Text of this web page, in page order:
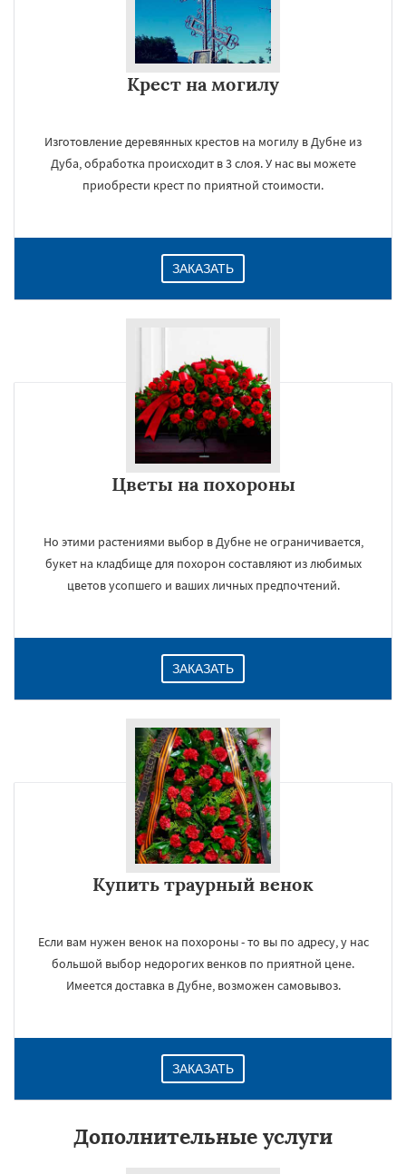
Крест на могилу
Изготовление деревянных крестов на могилу в Дубне из
Дуба, обработка происходит в 3 слоя. У нас вы можете
приобрести крест по приятной стоимости.
ЗАКАЗАТЬ
Цветы на похороны
Но этими растениями выбор в Дубне не ограничивается,
букет на кладбище для похорон составляют из любимых
цветов усопшего и ваших личных предпочтений.
ЗАКАЗАТЬ
Купить траурный венок
Если вам нужен венок на похороны - то вы по адресу, у нас
большой выбор недорогих венков по приятной цене.
Имеется доставка в Дубне, возможен самовывоз.
ЗАКАЗАТЬ
Дополнительные услуги